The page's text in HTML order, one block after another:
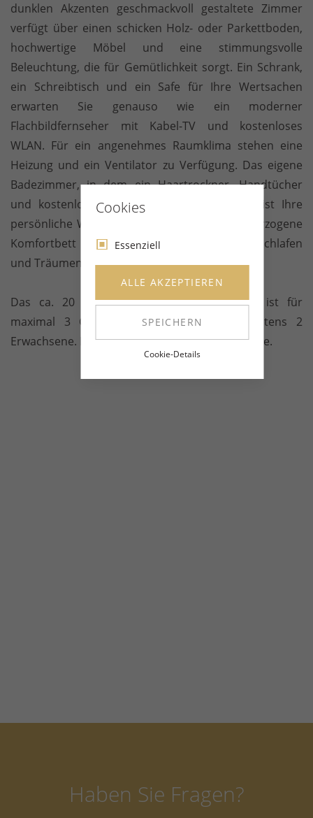
dunklen Akzenten geschmackvoll gestaltete Zimmer
verfügt über einen schicken Holz- oder Parkettboden,
hochwertige Möbel und eine stimmungsvolle
Beleuchtung, die für Gemütlichkeit sorgt. Ein Schrank,
ein Schreibtisch und ein Safe für Ihre Wertsachen
erwarten Sie genauso wie ein moderner
Flachbildfernseher mit Kabel-TV und kostenloses
WLAN. Für ein angenehmes Raumklima stehen eine
Heizung und ein Ventilator zu Verfügung. Das eigene
Badezimmer, in dem ein Haartrockner, Handtücher
und kostenlose Pflegeprodukte bereitliegen, ist Ihre
persönliche Wellness-Oase und das frisch überzogene
Komfortbett verführt zum ausgiebigen Ausschlafen
und Träumen.
Das ca. 20 qm große Nichtraucherzimmer ist für
maximal 3 Gäste geeignet, darunter höchstens 2
Erwachsene. Babybetten erhalten Sie auf Anfrage.
Haben Sie Fragen?
Cookies
Essenziell
ALLE AKZEPTIEREN
SPEICHERN
Cookie-Details